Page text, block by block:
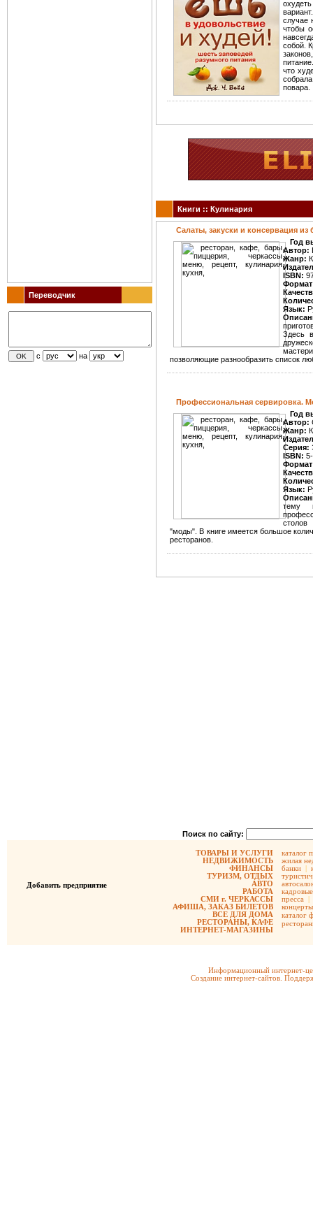
Переводчик
с на
случае
чтобы
собой.
что
повара.
Книги :: Кулинария
Салаты, закуски и консервация
Год
Автор:
Жанр:
ISBN:
Язык:
Здесь
позволяющие разнообразить список
Профессиональная сервировка.
Год
Автор:
Жанр:
Серия:
ISBN:
Язык:
тему
столов
"моды". В книге имеется большое
ресторанов.
Поиск по сайту:
Добавить предприятие
ТОВАРЫ И УСЛУГИ
НЕДВИЖИМОСТЬ
ФИНАНСЫ
ТУРИЗМ, ОТДЫХ
АВТО
РАБОТА
СМИ г. ЧЕРКАССЫ
АФИША, ЗАКАЗ БИЛЕТОВ
ВСЕ ДЛЯ ДОМА
РЕСТОРАНЫ, КАФЕ
ИНТЕРНЕТ-МАГАЗИНЫ
каталог
жилая
банки |
пресса |
концерты
каталог
Информационный интернет-
Создание интернет-сайтов.